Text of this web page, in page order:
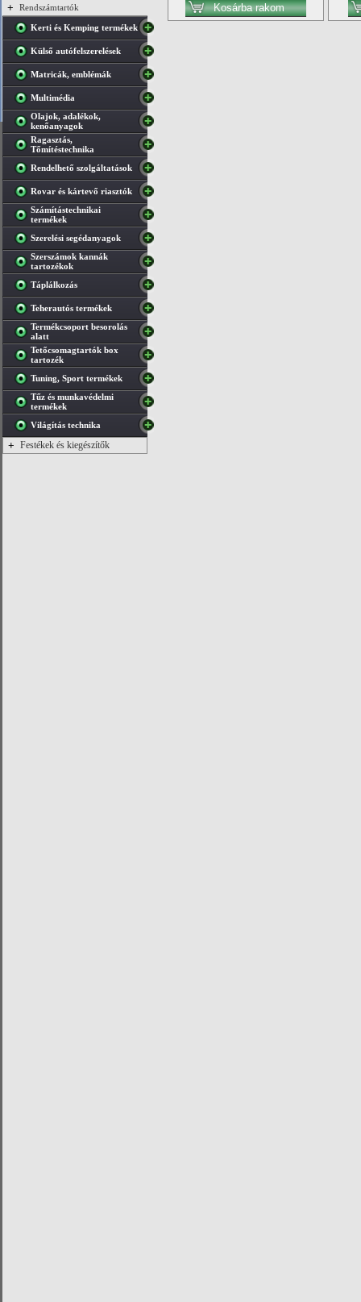
+ Rendszámtartók
Kerti és Kemping termékek
Külső autófelszerelések
Matricák, emblémák
Multimédia
Olajok, adalékok,
kenőanyagok
Ragasztás,
Tőmítéstechnika
Rendelhető szolgáltatások
Rovar és kártevő riasztók
Számítástechnikai
termékek
Szerelési segédanyagok
Szerszámok kannák
tartozékok
Táplálkozás
Teherautós termékek
Termékcsoport besorolás
alatt
Tetőcsomagtartók box
tartozék
Tuning, Sport termékek
Tűz és munkavédelmi
termékek
Világítás technika
+ Festékek és kiegészítők